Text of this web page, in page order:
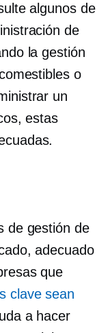
algunos de
de
la gestión
o
un
estas
de gestión de
adecuado
que
clave sean
a hacer